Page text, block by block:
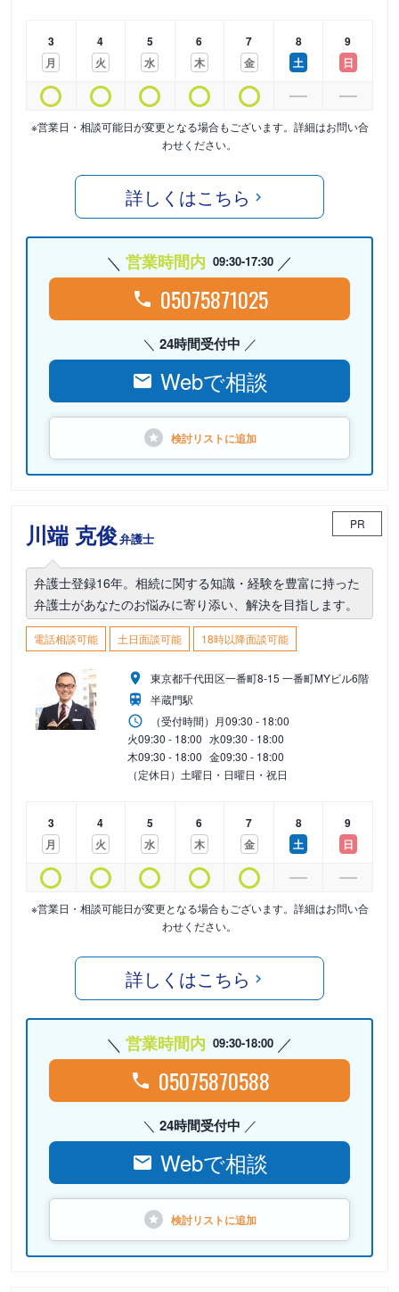
3
月
4
火
5
水
6
木
7
金
8
土
9
日
※営業日・相談可能日が変更となる場合もございます。詳細はお問い合
わせください。
詳しくはこちら
営業時間内 09:30-17:30
05075871025
24時間受付中
Webで相談
検討リストに追加
川端 克俊弁護士
PR
弁護士登録16年。相続に関する知識・経験を豊富に持った
弁護士があなたのお悩みに寄り添い、解決を目指します。
電話相談可能 土日面談可能 18時以降面談可能
東京都千代田区一番町8-15 一番町MYビル6階
半蔵門駅
（受付時間） 月09:30 - 18:00
火09:30 - 18:00 水09:30 - 18:00
木09:30 - 18:00 金09:30 - 18:00
（定休日）土曜日・日曜日・祝日
3
月
4
火
5
水
6
木
7
金
8
土
9
日
※営業日・相談可能日が変更となる場合もございます。詳細はお問い合
わせください。
詳しくはこちら
営業時間内 09:30-18:00
05075870588
24時間受付中
Webで相談
検討リストに追加